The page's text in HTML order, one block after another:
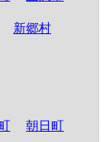
新郷村
朝日町